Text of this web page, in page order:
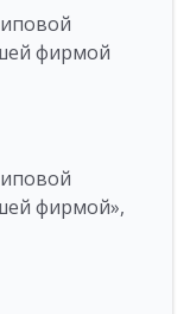
фирмой
фирмой»,